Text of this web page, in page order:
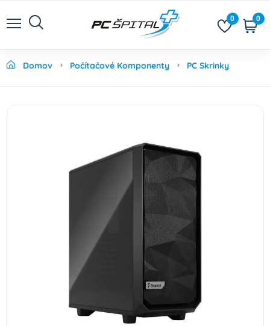
0 0
Domov Počítačové Komponenty PC Skrinky